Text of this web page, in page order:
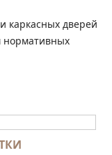
каркасных дверей
нормативных